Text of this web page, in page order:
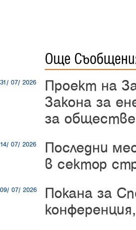
Още
31/ 07/ 2026
Проект на
Закона за
за
14/ 07/ 2026
Последни
в сектор
09/ 07/ 2026
Покана за